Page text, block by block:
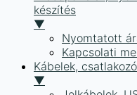
készítés
▼
Nyomtatott
Kapcsolati
Kábelek,
▼